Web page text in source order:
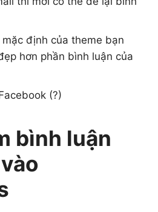
định của theme bạn
hơn phần bình luận của
(?)
bình luận